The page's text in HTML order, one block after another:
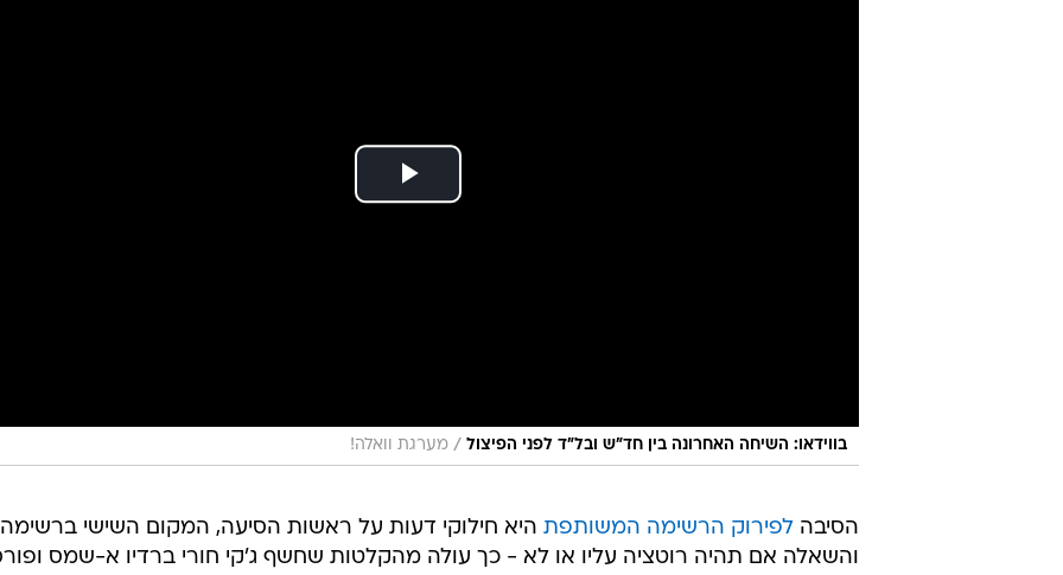
בווידאו: השיחה האחרונה בין חד"ש ובל"ד לפני הפיצול / מערגת וואלה!
הסיבה לפירוק הרשימה המשותפת היא חילוקי דעות על ראשות הסיעה, המקום השישי
והשאלה אם תהיה רוטציה עליו או לא - כך עולה מהקלטות שחשף ג'קי חורי ברדיו א-שמס